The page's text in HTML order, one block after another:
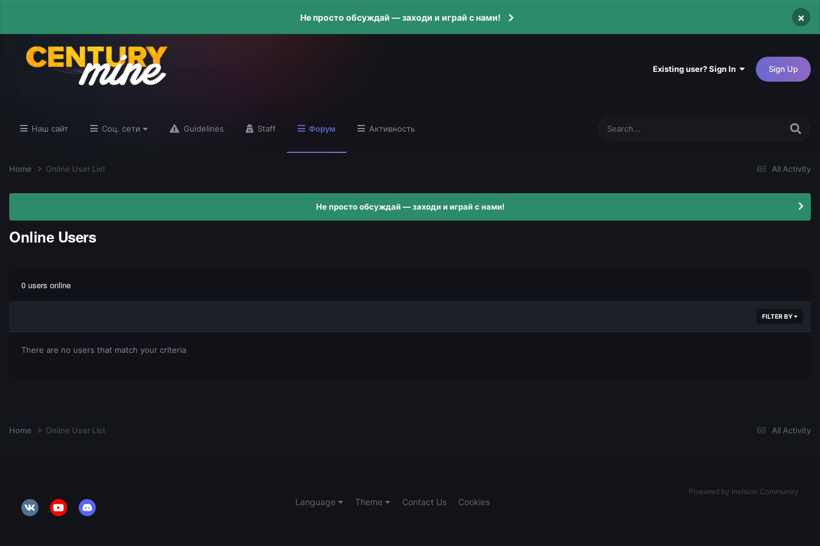
Не просто обсуждай — заходи и играй с нами! ×
Existing user? Sign In Sign Up
Наш сайт Соц. сети Guidelines Staff Форум Активность
All Activity
Home Online User List
Не просто обсуждай — заходи и играй с нами!
Online Users
0 users online
FILTER BY
There are no users that match your criteria
All Activity
Home Online User List
Language Theme Contact Us Cookies
Powered by Invision Community